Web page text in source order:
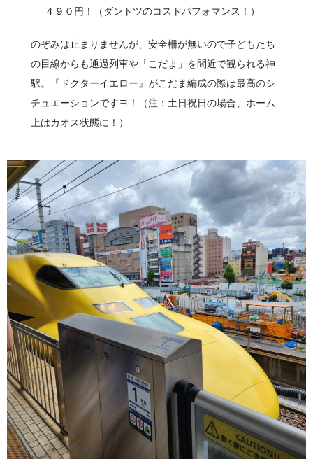
４９０円！（ダントツのコストパフォマンス！）
のぞみは止まりませんが、安全柵が無いので子どもたち
の目線からも通過列車や「こだま」を間近で観られる神
駅。『ドクターイエロー』がこだま編成の際は最高のシ
チュエーションですヨ！（注：土日祝日の場合、ホーム
上はカオス状態に！）